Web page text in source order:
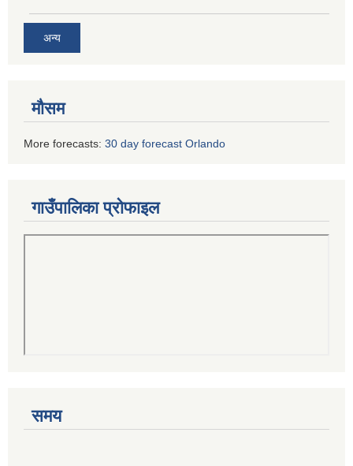
अन्य
मौसम
More forecasts: 30 day forecast Orlando
गाउँपालिका प्रोफाइल
समय